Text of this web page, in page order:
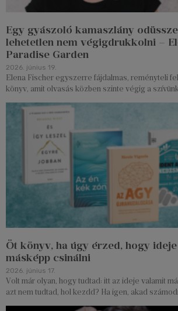
Egy gyászoló kamaszlány
lehetetlen nem végigdrukkolni –
Paradise Garden
2026. június 19.
Elena Fischer egyszerre fájdalmas, reményteli
könyv, amit olvasás közben szinte végig a
Öt könyv, ha úgy érzed, hogy
másképp csinálni
2026. június 17.
Volt már olyan, hogy tudtad: itt az ideje valamit
azt nem tudtad, hol kezdd? Ha igen, akad